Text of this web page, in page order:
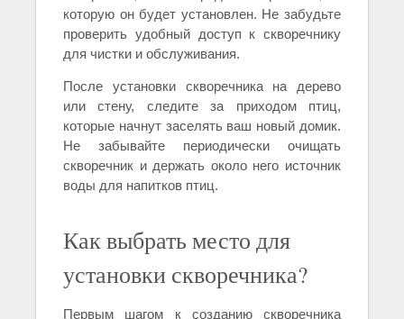
которую он будет установлен. Не забудьте
проверить удобный доступ к скворечнику
для чистки и обслуживания.
После установки скворечника на дерево
или стену, следите за приходом птиц,
которые начнут заселять ваш новый домик.
Не забывайте периодически очищать
скворечник и держать около него источник
воды для напитков птиц.
Как выбрать место для
установки скворечника?
Первым шагом к созданию скворечника